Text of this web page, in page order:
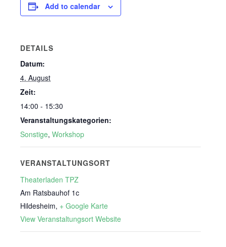
Add to calendar
DETAILS
Datum:
4. August
Zeit:
14:00 - 15:30
Veranstaltungskategorien:
Sonstige, Workshop
VERANSTALTUNGSORT
Theaterladen TPZ
Am Ratsbauhof 1c
Hildesheim, + Google Karte
View Veranstaltungsort Website